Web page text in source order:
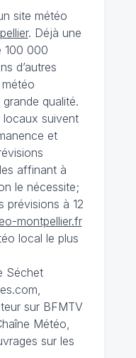
site météo
. Déjà une
100 000
d’autres
qualité.
locaux suivent
et
affinant à
le nécessite;
prévisions à 12
montpellier.fr
local le plus
Séchet
sur BFMTV
Météo,
sur les